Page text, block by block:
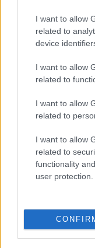
I want to allow
related to
device
I want to allow
related to
I want to allow
related to
I want to allow
related to
functionality
user protection.
Continua a
Ripensare le
donatori